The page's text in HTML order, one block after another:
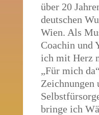
über 20
deutschen
Wien. Als
Coachin und
ich mit Herz
„Für mich
Zeichnungen
bringe ich